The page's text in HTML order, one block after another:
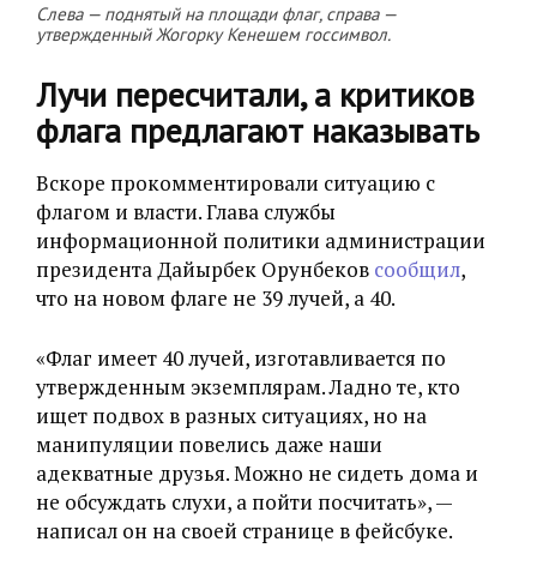
Слева — поднятый на площади флаг, справа —
утвержденный Жогорку Кенешем госсимвол.
Лучи пересчитали, а критиков
флага предлагают наказывать
Вскоре прокомментировали ситуацию с
флагом и власти. Глава службы
информационной политики администрации
президента Дайырбек Орунбеков сообщил,
что на новом флаге не 39 лучей, а 40.
«Флаг имеет 40 лучей, изготавливается по
утвержденным экземплярам. Ладно те, кто
ищет подвох в разных ситуациях, но на
манипуляции повелись даже наши
адекватные друзья. Можно не сидеть дома и
не обсуждать слухи, а пойти посчитать», —
написал он на своей странице в фейсбуке.